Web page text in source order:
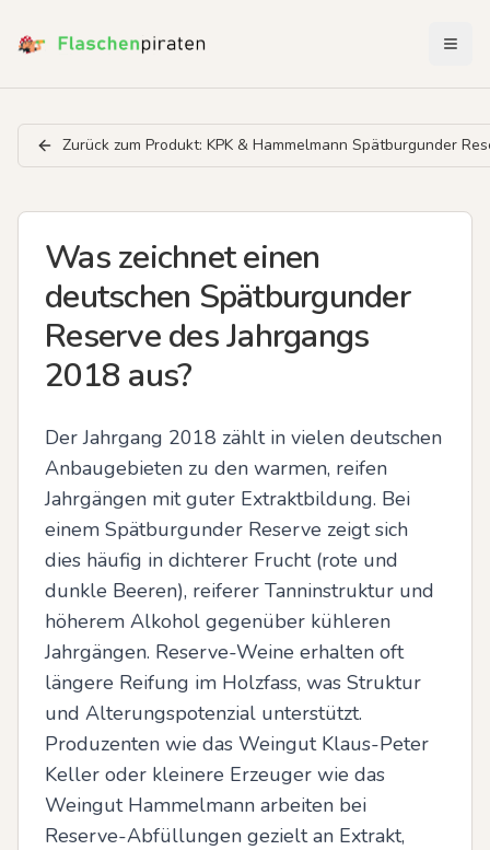
Zurück zum Produkt: KPK & Hammelmann Spätburgunder
Was zeichnet einen
deutschen Spätburgunder
Reserve des Jahrgangs
2018 aus?
Der Jahrgang 2018 zählt in vielen deutschen
Anbaugebieten zu den warmen, reifen
Jahrgängen mit guter Extraktbildung. Bei
einem Spätburgunder Reserve zeigt sich
dies häufig in dichterer Frucht (rote und
dunkle Beeren), reiferer Tanninstruktur und
höherem Alkohol gegenüber kühleren
Jahrgängen. Reserve-Weine erhalten oft
längere Reifung im Holzfass, was Struktur
und Alterungspotenzial unterstützt.
Produzenten wie das Weingut Klaus-Peter
Keller oder kleinere Erzeuger wie das
Weingut Hammelmann arbeiten bei
Reserve-Abfüllungen gezielt an Extrakt,